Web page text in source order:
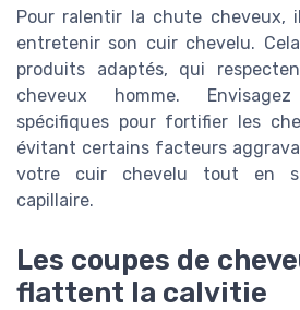
Pour ralentir la chute cheveux,
entretenir son cuir chevelu.
produits adaptés, qui
cheveux homme.
spécifiques pour fortifier les
évitant certains facteurs
votre cuir chevelu tout en
capillaire.
Les coupes de
flattent la calvitie